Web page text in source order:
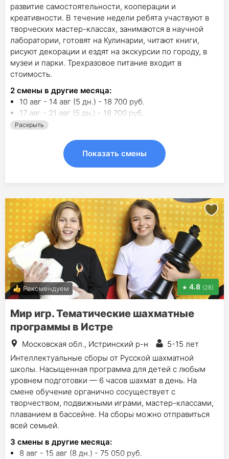
развитие самостоятельности, кооперации и
креативности. В течение недели ребята участвуют в
творческих мастер-классах, занимаются в научной
лаборатории, готовят на Кулинарии, читают книги,
рисуют декорации и ездят на экскурсии по городу, в
музеи и парки. Трехразовое питание входит в
стоимость.
2 смены в другие месяца:
10 авг - 14 авг (5 дн.) - 18 700 руб.
17 авг - 21 авг (5 дн.) - 18 700 руб.
Раскрыть
Показать смены
Рекомендуем 4.8 (28)
Мир игр. Тематические шахматные
программы в Истре
Московская обл., Истринский р-н
5-15 лет
Интеллектуальные сборы от Русской шахматной
школы. Насыщенная программа для детей с любым
уровнем подготовки — 6 часов шахмат в день. На
смене обучение органично сосуществует с
творчеством, подвижными играми, мастер-классами,
плаванием в бассейне. На сборы можно отправиться
всей семьей.
3 смены в другие месяца:
8 авг - 15 авг (8 дн.) - 75 050 руб.